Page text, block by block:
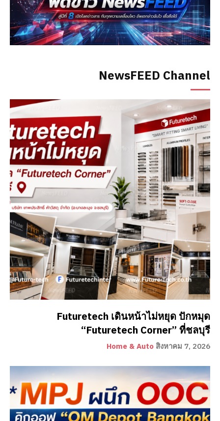
NewsFEED Channel
Futuretech เดินหน้าไม่หยุด ปักหมุด
“Futuretech Corner” ที่ชลบุรี
Home & Auto สิงหาคม 7, 2026